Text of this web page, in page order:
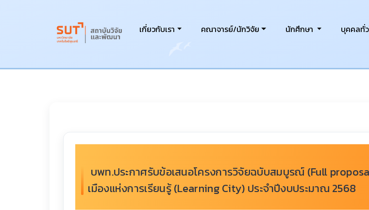
เกี่ยวกับเรา คณาจารย์/นักวิจัย นักศึกษา บุคคลทั่
บพท.ประกาศรับข้อเสนอโครงการวิจัยฉบับสมบูรณ์ (Full
เมืองแห่งการเรียนรู้ (Learning City) ประจำปีงบประมาณ 2568